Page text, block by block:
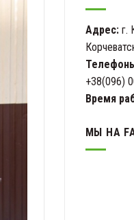
Адрес:г.
+38(096)
Время
МЫ НА